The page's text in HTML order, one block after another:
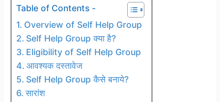
Table of Contents -
Overview of Self Help Group
Self Help Group क्या है?
Eligibility of Self Help Group
आवश्यक दस्तावेज
Self Help Group कैसे बनाये?
सारांश